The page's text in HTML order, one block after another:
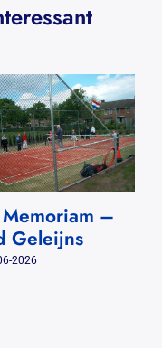
–
Geleijns
2026